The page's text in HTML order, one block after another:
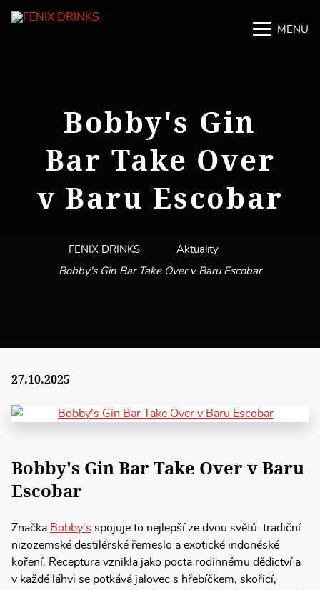
MENU
Bobby's Gin
Bar Take Over
v Baru Escobar
FENIX DRINKS
Aktuality
Bobby's Gin Bar Take Over v Baru Escobar
27.10.2025
Bobby's Gin Bar Take Over v Baru
Escobar
Značka Bobby's spojuje to nejlepší ze dvou světů: tradiční
nizozemské destilérské řemeslo a exotické indonéské
koření. Receptura vznikla jako pocta rodinnému dědictví a
v každé láhvi se potkává jalovec s hřebíčkem, skořicí,